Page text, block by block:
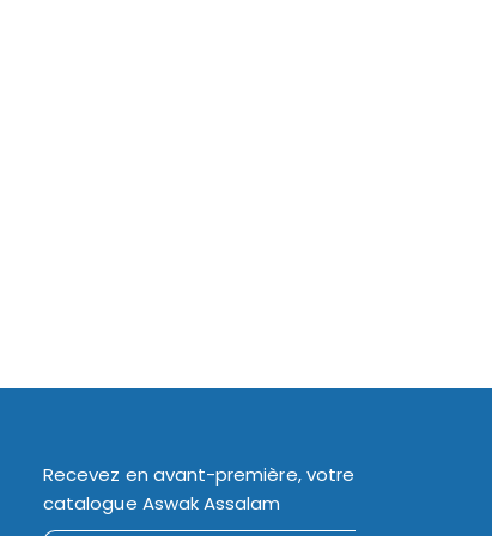
Recevez en avant-première, votre
catalogue Aswak Assalam